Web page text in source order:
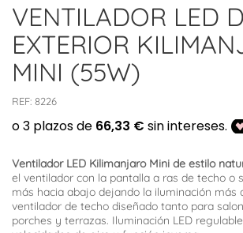
VENTILADOR LED
EXTERIOR
MINI (55W)
REF: 8226
Ventilador LED Kilimanjaro Mini de estilo
el ventilador con la pantalla a ras de techo o
más hacia abajo dejando la iluminación más
ventilador de techo diseñado tanto para
porches y terrazas. Iluminación LED